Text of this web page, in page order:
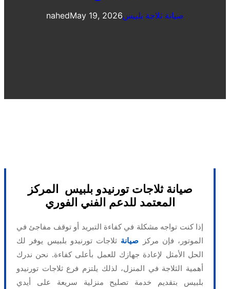
nahedMay 19, 2026صيانة ثلاجة بلبيس
صيانة ثلاجات تورنيدو بلبيس المركز
المعتمد للدعم الفني الفوري
إذا كنت تواجه مشكلة في كفاءة التبريد أو توقف مفاجئ في
الموتور، فإن مركز صيانة ثلاجات تورنيدو بلبيس يوفر لك
الحل الأمثل لإعادة جهازك للعمل بأعلى كفاءة. نحن ندرك
أهمية الثلاجة في المنزل، لذلك يلتزم فرع ثلاجات تورنيدو
بلبيس بتقديم خدمة تصليح منزلية سريعة على أيدي